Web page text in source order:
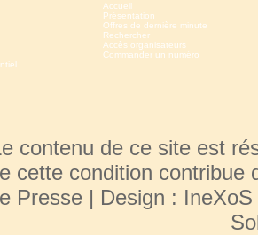
Accueil
Présentation
Offres de dernière minute
Rechercher
Accès organisateurs
Commander un numéro
contenu de ce site est
cette condition
Presse | Design : IneXoS